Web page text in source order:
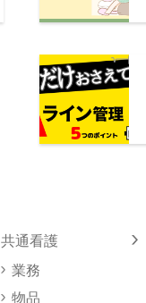
共通看護
業務
物品